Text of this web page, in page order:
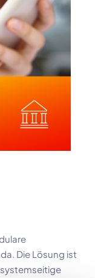
. Die Lösung ist